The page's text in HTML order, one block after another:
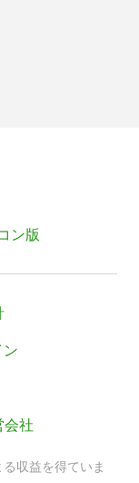
ン版
ン
会社
収益を得ていま